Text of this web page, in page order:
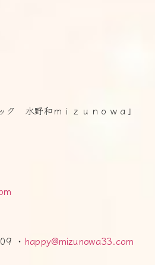
ク 水野和ｍｉｚｕｎｏｗａ」
・ happy@mizunowa33.com